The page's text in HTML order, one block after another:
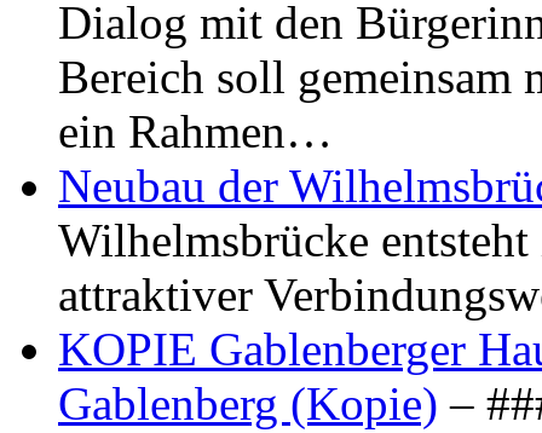
Dialog mit den
Bereich soll gemeinsam
ein Rahmen…
Neubau der
Wilhelmsbrücke
attraktiver
KOPIE Gablenberger
Gablenberg (Kopie) –